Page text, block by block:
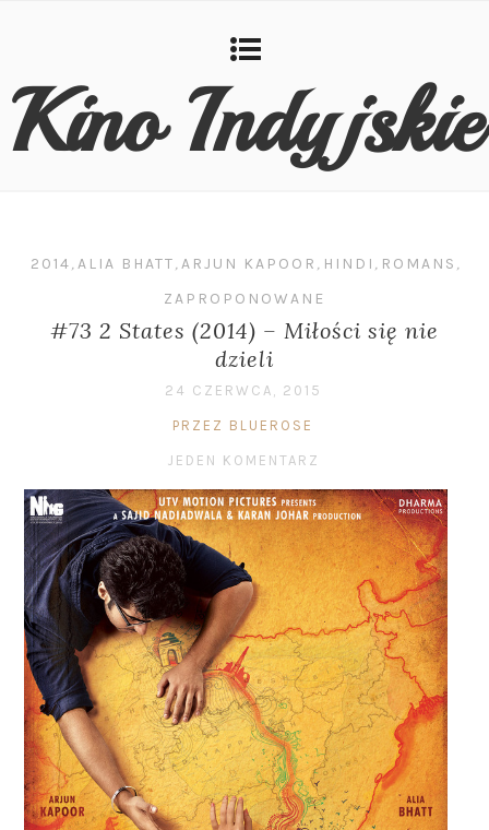
Kino Indyjskie
2014,ALIA BHATT,ARJUN KAPOOR , HINDI , ROMANS ,
ZAPROPONOWANE
#73 2 States (2014) – Miłości się nie
dzieli
24 CZERWCA, 2015
PRZEZ BLUEROSE
JEDEN KOMENTARZ